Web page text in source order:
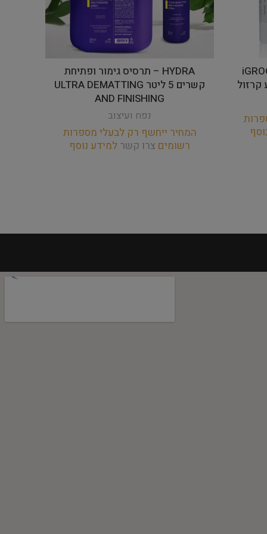
HYDRA – תרסיס גימור ופתיחת
קשרים 5 ליטר ULTRA DEMATTING
AND FINISHING
נפח ועיצוב
המחיר ייחשף רק לבעלי מספרות
רשומים צרו קשר למידע נוסף